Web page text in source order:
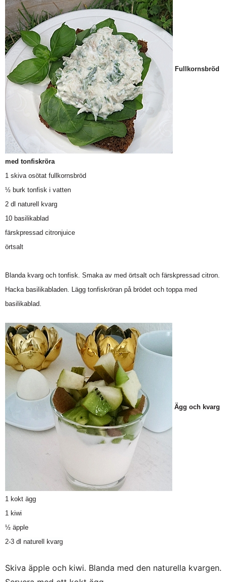
Fullkornsbröd
med tonfiskröra
1 skiva osötat fullkornsbröd
½ burk tonfisk i vatten
2 dl naturell kvarg
10 basilikablad
färskpressad citronjuice
örtsalt
Blanda kvarg och tonfisk. Smaka av med örtsalt och färskpressad citron.
Hacka basilikabladen. Lägg tonfiskröran på brödet och toppa med
basilikablad.
Ägg och kvarg
1 kokt ägg
1 kiwi
½ äpple
2-3 dl naturell kvarg
Skiva äpple och kiwi. Blanda med den naturella kvargen.